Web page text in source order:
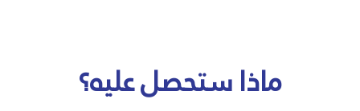
ماذا ستحصل عليه؟